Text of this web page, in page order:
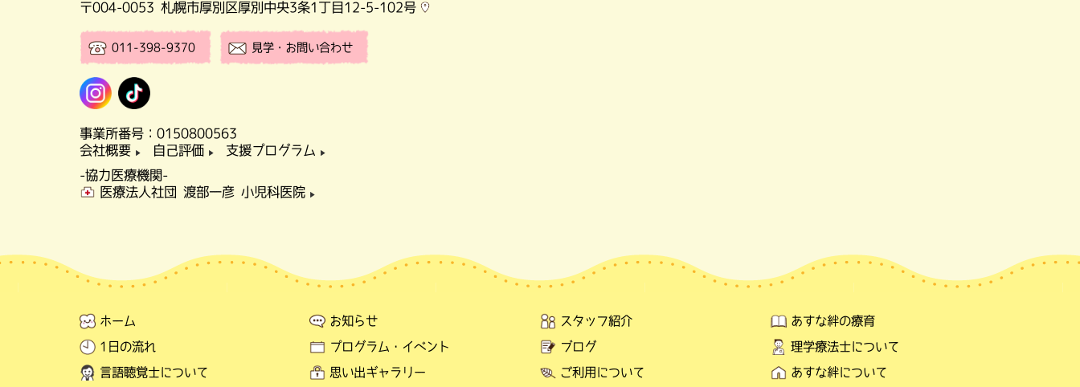
〒004-0053 札幌市厚別区厚別中央3条1丁目12-5-102号
011-398-9370 見学・お問い合わせ
事業所番号：0150800563
会社概要
▶ 自己評価 ▶ 支援プログラム ▶
-協力医療機関-
医療法人社団 渡部一彦 小児科医院
▶
ホーム お知らせ スタッフ紹介 あすな絆の療育
1日の流れ プログラム・イベント ブログ 理学療法士について
言語聴覚士について 思い出ギャラリー ご利用について あすな絆について